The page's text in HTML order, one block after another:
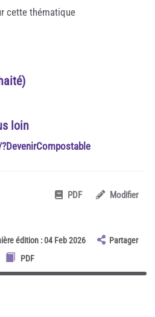
cette thématique
loin
PDF Modifier
édition : 04 Feb 2026
Partager
PDF